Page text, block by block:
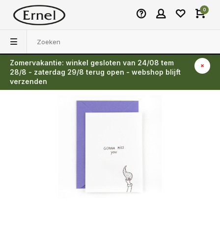
0
Zomervakantie: winkel gesloten van 24/08 tem
28/8 - zaterdag 29/8 terug open - webshop blijft
verzenden
Terug